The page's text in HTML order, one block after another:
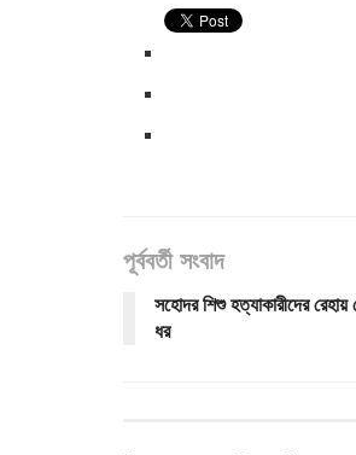
পূর্ববর্তী সংবাদ
সহোদর শিশু হত্যাকারীদের রেহায়
ধর